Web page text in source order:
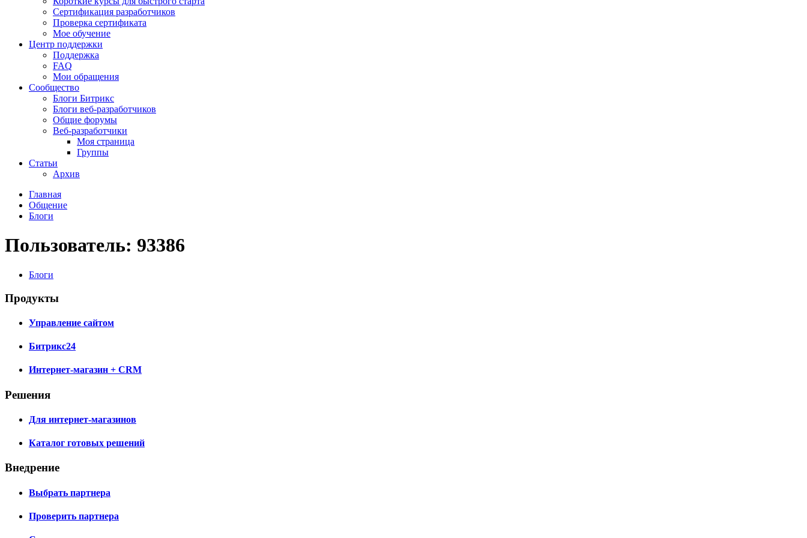
Сертификация разработчиков
Проверка сертификата
Мое обучение
Центр поддержки
Поддержка
FAQ
Мои обращения
Сообщество
Блоги Битрикс
Блоги веб-разработчиков
Общие форумы
Веб-разработчики
Моя страница
Группы
Статьи
Архив
Главная
Общение
Блоги
Пользователь: 93386
Блоги
Продукты
Управление сайтом
Битрикс24
Интернет-магазин + CRM
Решения
Для интернет-магазинов
Каталог готовых решений
Внедрение
Выбрать партнера
Проверить партнера